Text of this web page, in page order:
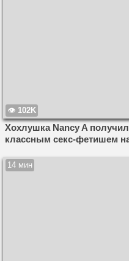
102K
Хохлушка Nancy A
классным секс-фетишем
14 мин